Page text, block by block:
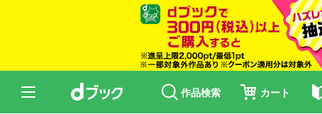
作品検索 カート